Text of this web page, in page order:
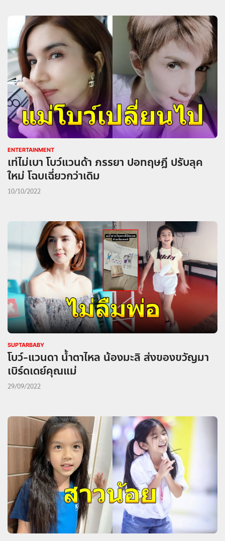
ENTERTAINMENT
เท่ไม่เบา โบว์แวนด้า ภรรยา ปอทฤษฎี ปรับลุค
ใหม่ โฉบเฉี่ยวกว่าเดิม
10/10/2022
SUPTARBABY
โบว์-แวนดา น้ำตาไหล น้องมะลิ ส่งของขวัญมา
เบิร์ดเดย์คุณแม่
29/09/2022